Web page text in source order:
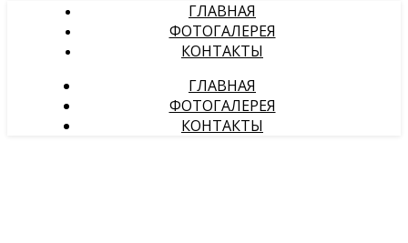
ГЛАВНАЯ
ФОТОГАЛЕРЕЯ
КОНТАКТЫ
ГЛАВНАЯ
ФОТОГАЛЕРЕЯ
КОНТАКТЫ